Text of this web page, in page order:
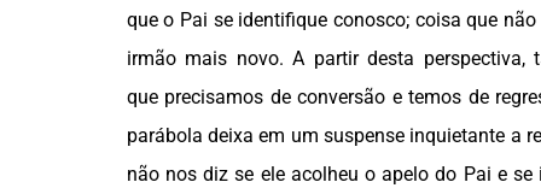
que o Pai se identifique conosco; coisa que
irmão mais novo. A partir desta perspectiva,
que precisamos de conversão e temos de
parábola deixa em um suspense inquietante a
não nos diz se ele acolheu o apelo do Pai e